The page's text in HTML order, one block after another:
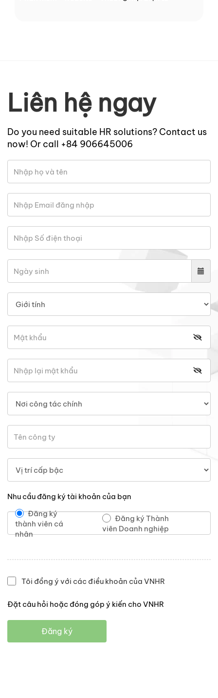
Liên hệ ngay
Do you need suitable HR solutions? Contact us
now! Or call +84 906645006
Nhu cầu đăng ký tài khoản của bạn
Đăng ký
thành viên cá
nhân
Đăng ký Thành
viên Doanh nghiệp
Tôi đồng ý với các điều khoản của VNHR
Đặt câu hỏi hoặc đóng góp ý kiến cho VNHR
Đăng ký